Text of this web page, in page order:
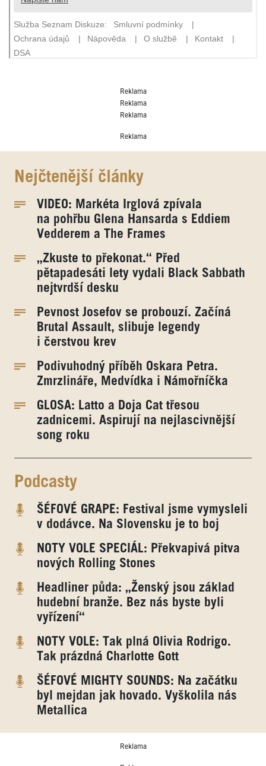
Reklama
Reklama
Reklama
Reklama
Nejčtenější články
VIDEO: Markéta Irglová zpívala
na pohřbu Glena Hansarda s Eddiem
Vedderem a The Frames
„Zkuste to překonat.“ Před
pětapadesáti lety vydali Black Sabbath
nejtvrdší desku
Pevnost Josefov se probouzí. Začíná
Brutal Assault, slibuje legendy
i čerstvou krev
Podivuhodný příběh Oskara Petra.
Zmrzlináře, Medvídka i Námořníčka
GLOSA: Latto a Doja Cat třesou
zadnicemi. Aspirují na nejlascivnější
song roku
Podcasty
ŠÉFOVÉ GRAPE: Festival jsme vymysleli
v dodávce. Na Slovensku je to boj
NOTY VOLE SPECIÁL: Překvapivá pitva
nových Rolling Stones
Headliner půda: „Ženský jsou základ
hudební branže. Bez nás byste byli
vyřízení“
NOTY VOLE: Tak plná Olivia Rodrigo.
Tak prázdná Charlotte Gott
ŠÉFOVÉ MIGHTY SOUNDS: Na začátku
byl mejdan jak hovado. Vyškolila nás
Metallica
Reklama